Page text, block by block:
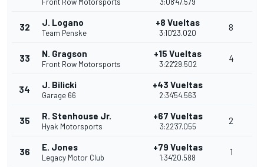
32 J. Logano
Team Penske
+8 Vueltas
3:10'23.020
8
33 N. Gragson
Front Row Motorsports
+15 Vueltas
3:22'29.502
4
34 J. Bilicki
Garage 66
+43 Vueltas
2:34'54.563
35 R. Stenhouse Jr.
Hyak Motorsports
+67 Vueltas
3:22'37.055
2
36 E. Jones
Legacy Motor Club
+79 Vueltas
1:34'20.588
1